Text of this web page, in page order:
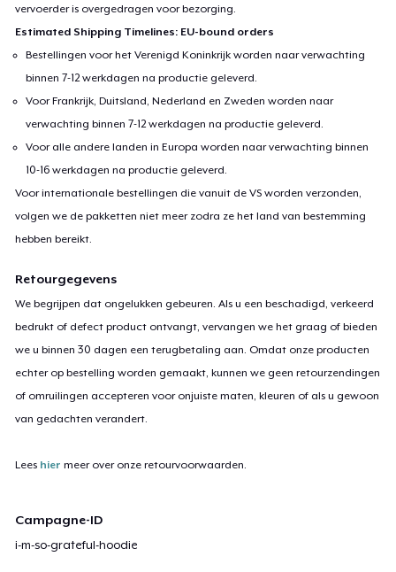
vervoerder is overgedragen voor bezorging.
Estimated Shipping Timelines: EU-bound orders
Bestellingen voor het Verenigd Koninkrijk worden naar verwachting
binnen 7-12 werkdagen na productie geleverd.
Voor Frankrijk, Duitsland, Nederland en Zweden worden naar
verwachting binnen 7-12 werkdagen na productie geleverd.
Voor alle andere landen in Europa worden naar verwachting binnen
10-16 werkdagen na productie geleverd.
Voor internationale bestellingen die vanuit de VS worden verzonden,
volgen we de pakketten niet meer zodra ze het land van bestemming
hebben bereikt.
Retourgegevens
We begrijpen dat ongelukken gebeuren. Als u een beschadigd, verkeerd
bedrukt of defect product ontvangt, vervangen we het graag of bieden
we u binnen 30 dagen een terugbetaling aan. Omdat onze producten
echter op bestelling worden gemaakt, kunnen we geen retourzendingen
of omruilingen accepteren voor onjuiste maten, kleuren of als u gewoon
van gedachten verandert.
Lees hier meer over onze retourvoorwaarden.
Campagne-ID
i-m-so-grateful-hoodie